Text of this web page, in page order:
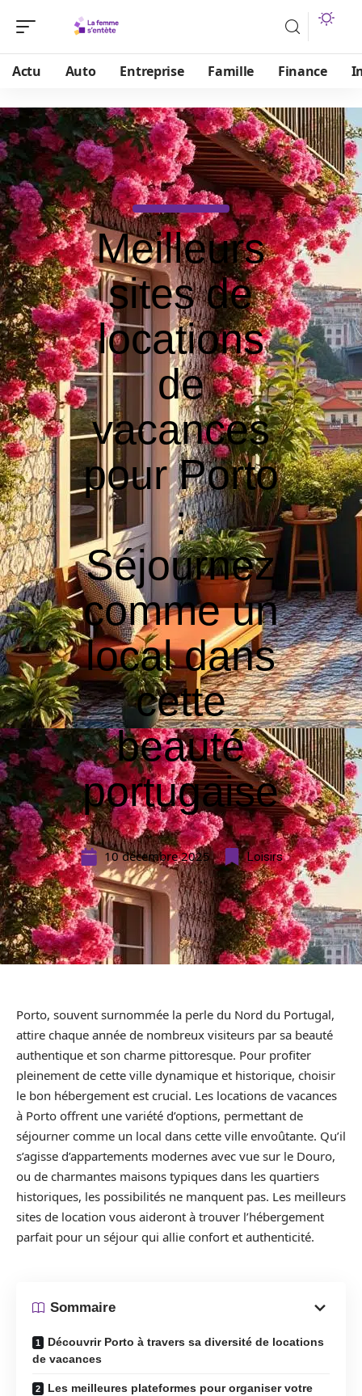
Actu Auto Entreprise Famille Finance
Meilleurs
sites de
locations
de
vacances
pour Porto
:
Séjournez
comme un
local dans
cette
beauté
portugaise
10 décembre 2025 Loisirs
Porto, souvent surnommée la perle du Nord du Portugal,
attire chaque année de nombreux visiteurs par sa beauté
authentique et son charme pittoresque. Pour profiter
pleinement de cette ville dynamique et historique, choisir
le bon hébergement est crucial. Les locations de vacances
à Porto offrent une variété d’options, permettant de
séjourner comme un local dans cette ville envoûtante. Qu’il
s’agisse d’appartements modernes avec vue sur le Douro,
ou de charmantes maisons typiques dans les quartiers
historiques, les possibilités ne manquent pas. Les meilleurs
sites de location vous aideront à trouver l’hébergement
parfait pour un séjour qui allie confort et authenticité.
Sommaire
Découvrir Porto à travers sa diversité de locations
de vacances
Les meilleures plateformes pour organiser votre